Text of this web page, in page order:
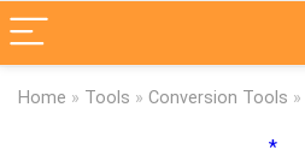
Home » Tools » Conversion Tools »